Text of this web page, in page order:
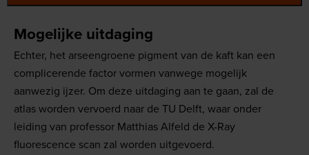
Mogelijke uitdaging
Echter, het arseengroene pigment van de kaft kan een
complicerende factor vormen vanwege mogelijk
aanwezig ijzer. Om deze uitdaging aan te gaan, zal de
atlas worden vervoerd naar de TU Delft, waar onder
leiding van professor Matthias Alfeld de X-Ray
fluorescence scan zal worden uitgevoerd.